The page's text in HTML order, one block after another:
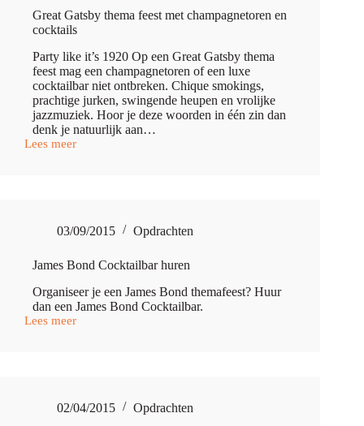
Great Gatsby thema feest met champagnetoren en
cocktails
Party like it’s 1920 Op een Great Gatsby thema
feest mag een champagnetoren of een luxe
cocktailbar niet ontbreken. Chique smokings,
prachtige jurken, swingende heupen en vrolijke
jazzmuziek. Hoor je deze woorden in één zin dan
denk je natuurlijk aan…
Lees meer
Great
03/09/2015 Opdrachten
James Bond Cocktailbar huren
Organiseer je een James Bond themafeest? Huur
dan een James Bond Cocktailbar.
Lees meer
James
02/04/2015 Opdrachten